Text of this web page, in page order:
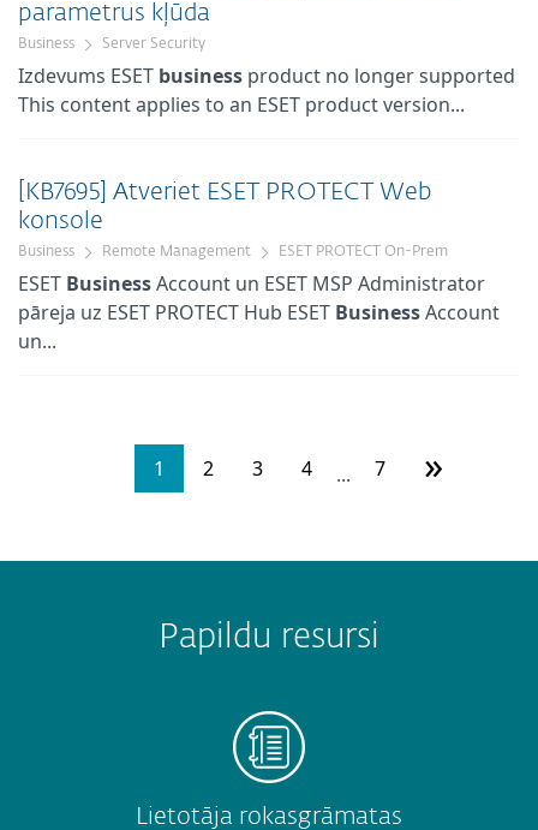
parametrus kļūda
Business Server Security
Izdevums ESET business product no longer supported
This content applies to an ESET product version...
[KB7695] Atveriet ESET PROTECT Web
konsole
Business Remote Management ESET PROTECT On-Prem
ESET BusinessAccount un ESET MSP Administrator
pāreja uz ESET PROTECT Hub ESET BusinessAccount
un...
1 2 3 4 ... 7 »
Papildu resursi
Lietotāja rokasgrāmatas